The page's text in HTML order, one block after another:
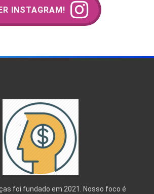
INSTAGRAM!
foi fundado em 2021. Nosso foco é